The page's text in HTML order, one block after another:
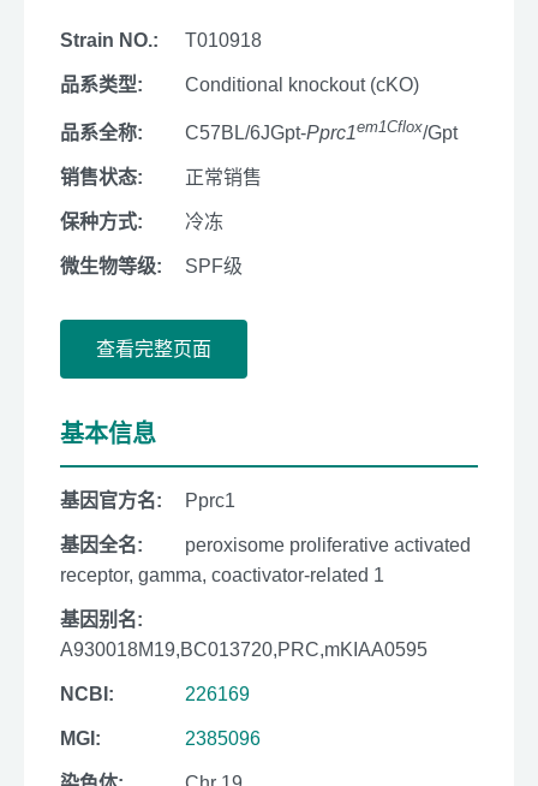
Strain NO.: T010918
品系类型: Conditional knockout (cKO)
品系全称: C57BL/6JGpt-Pprc1em1Cflox/Gpt
销售状态: 正常销售
保种方式: 冷冻
微生物等级: SPF级
查看完整页面
基本信息
基因官方名: Pprc1
基因全名:
peroxisome proliferative activated
receptor, gamma, coactivator-related 1
基因别名:
A930018M19,BC013720,PRC,mKIAA0595
NCBI: 226169
MGI: 2385096